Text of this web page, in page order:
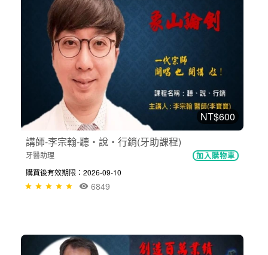
NT$600
講師-李宗翰-聽‧說‧行銷(牙助課程)
牙醫助理 加入購物車
購買後有效期限：2026-09-10
6849